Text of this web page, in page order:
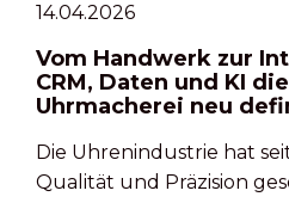
14.04.2026
Vom Handwerk zur
CRM, Daten und KI
Uhrmacherei neu
Die Uhrenindustrie hat
Qualität und Präzision